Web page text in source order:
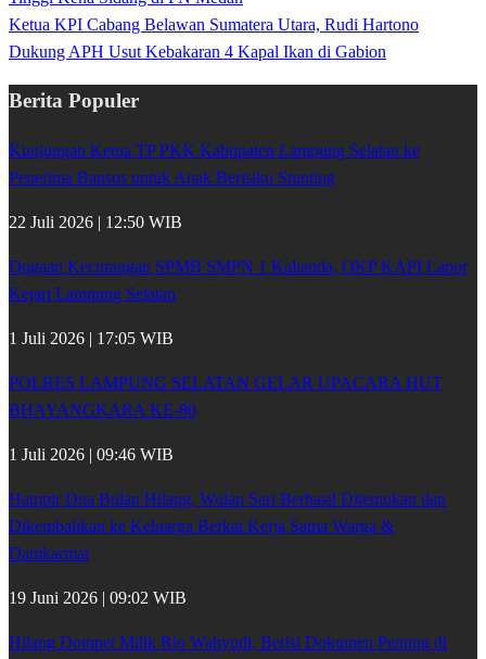
Ketua KPI Cabang Belawan Sumatera Utara, Rudi Hartono
Dukung APH Usut Kebakaran 4 Kapal Ikan di Gabion
Berita Populer
Kunjungan Ketua TP PKK Kabupaten Lampung Selatan ke
Penerima Bansos untuk Anak Berisiko Stunting
22 Juli 2026 | 12:50 WIB
Dugaan Kecurangan SPMB SMPN 1 Kalianda, OKP KAPI Lapor
Kejari Lampung Selatan
1 Juli 2026 | 17:05 WIB
POLRES LAMPUNG SELATAN GELAR UPACARA HUT
BHAYANGKARA KE-80
1 Juli 2026 | 09:46 WIB
Hampir Dua Bulan Hilang, Wulan Sari Berhasil Ditemukan dan
Dikembalikan ke Keluarga Berkat Kerja Sama Warga &
Damkarmat
19 Juni 2026 | 09:02 WIB
Hilang Dompet Milik Rio Wahyudi, Berisi Dokumen Penting di